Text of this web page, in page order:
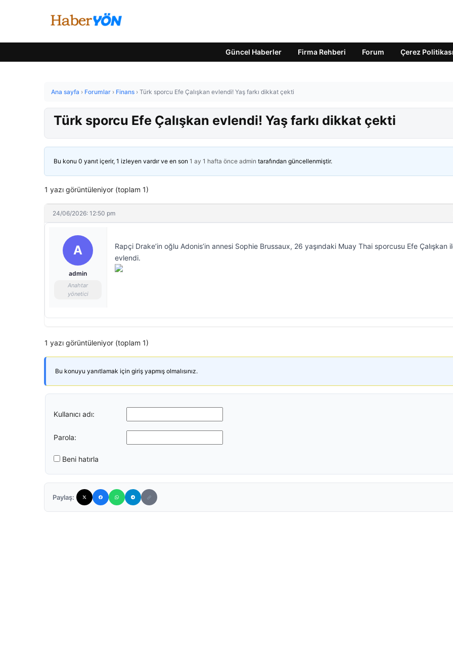
Güncel Haberler Firma Rehberi Forum Çerez Politikası
Ana sayfa › Forumlar › Finans › Türk sporcu Efe Çalışkan evlendi! Yaş farkı dikkat çekti
Türk sporcu Efe Çalışkan evlendi! Yaş farkı dikkat çekti
Bu konu 0 yanıt içerir, 1 izleyen vardır ve en son 1 ay 1 hafta önce admin tarafından güncellenmiştir.
1 yazı görüntüleniyor (toplam 1)
24/06/2026: 12:50 pm
A
admin
Anahtar
yönetici
Rapçi Drake’in oğlu Adonis’in annesi Sophie Brussaux, 26 yaşındaki Muay Thai sporcusu Efe Çalışkan
evlendi.
1 yazı görüntüleniyor (toplam 1)
Bu konuyu yanıtlamak için giriş yapmış olmalısınız.
Kullanıcı adı:
Parola:
Beni hatırla
Paylaş: